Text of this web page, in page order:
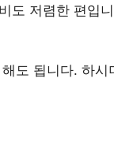
도 저렴한 편입
도 됩니다. 하시